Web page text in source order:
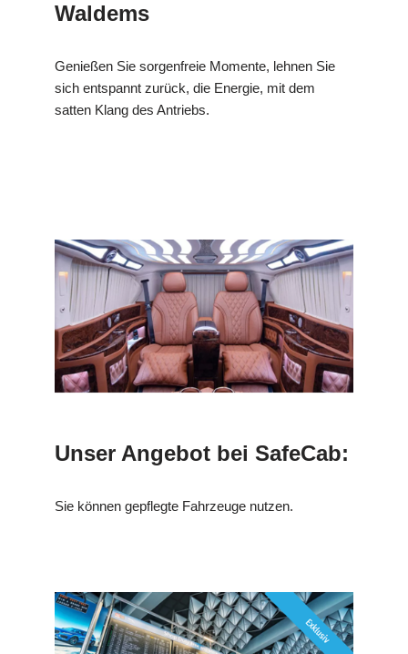
Waldems
Genießen Sie sorgenfreie Momente, lehnen Sie
sich entspannt zurück, die Energie, mit dem
satten Klang des Antriebs.
Unser Angebot bei SafeCab:
Sie können gepflegte Fahrzeuge nutzen.